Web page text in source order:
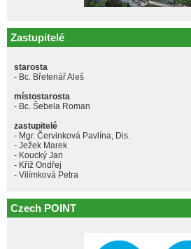
Zastupitelé
starosta
- Bc. Břetenář Aleš
místostarosta
- Bc. Šebela Roman
zastupitelé
- Mgr. Červinková Pavlína, Dis.
- Ježek Marek
- Koucký Jan
- Kříž Ondřej
- Vilímková Petra
Czech POINT